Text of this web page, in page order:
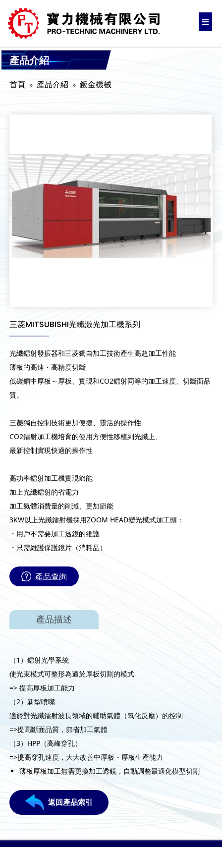
產品介紹
首頁 產品介紹 鈑金機械
三菱MITSUBISHI光纖激光加工機系列
光纖鐳射發振器和三菱獨自加工技術產生高超加工性能
薄板的高速・高精度切斷
低碳鋼中厚板～厚板、實現和CO2鐳射同等的加工速度、切斷面品
質。
三菱獨自控制技術更加便捷、靈活的操作性
CO2鐳射加工機培育的使用方便性移植到光纖上、
最新控制實現快適的操作性
高功率鐳射加工機實現節能
加上光纖鐳射的省電力
加工氣體消費量的削減、更加節能
3KW以上光纖鐳射機採用ZOOM HEAD變光模式加工頭：
・用戶不需要加工透鏡的維護
・只需維護保護鏡片（消耗品）
產品查詢
產品描述
（1）鐳射光學系統
使光束模式可整形為適於厚板切割的模式
=> 提高厚板加工能力
（2）新型噴嘴
適於對光纖鐳射波長領域的輔助氣體（氧化反應）的控制
=>提高斷面品質，節省加工氣體
（3）HPP（高峰穿孔）
=>提高穿孔速度，大大改善中厚板・厚板生產能力
薄板厚板加工無需更換加工透鏡，自動調整最適化模型切割
返回產品索引